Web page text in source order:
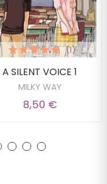
A SILENT VOICE 1
MILKY WAY
(1)
8,50 €